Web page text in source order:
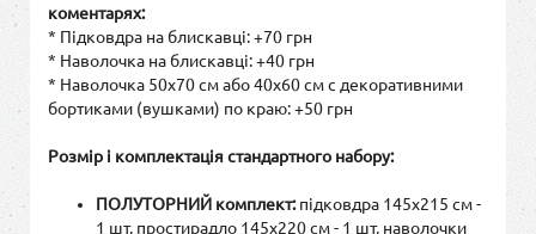
коментарях:
* Підковдра на блискавці: +70 грн
* Наволочка на блискавці: +40 грн
* Наволочка 50х70 см або 40х60 см с декоративними
бортиками (вушками) по краю: +50 грн
Розмір і комплектація стандартного набору:
ПОЛУТОРНИЙ комплект:підковдра 145х215 см -
1 шт, простирадло 145х220 см - 1 шт, наволочки